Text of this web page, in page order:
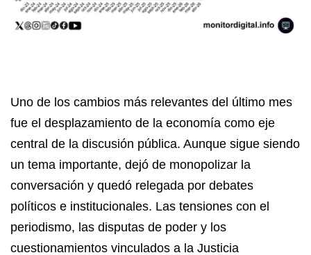
Uno de los cambios más relevantes del último mes
fue el desplazamiento de la economía como eje
central de la discusión pública. Aunque sigue siendo
un tema importante, dejó de monopolizar la
conversación y quedó relegada por debates
políticos e institucionales. Las tensiones con el
periodismo, las disputas de poder y los
cuestionamientos vinculados a la Justicia